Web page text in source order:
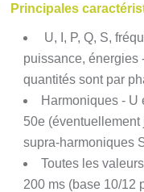
Principales
U, I, P, Q, S,
puissance, énergies
quantités sont par
Harmoniques - U
50e
supra-harmoniques
Toutes les
200 ms (base 10/12